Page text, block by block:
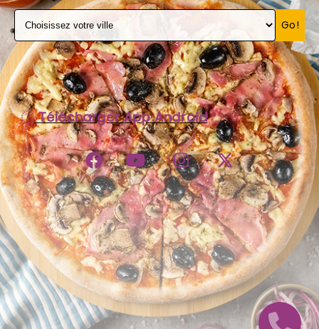
MENTIONS LÉGALES
Go!
Télécharger App Android